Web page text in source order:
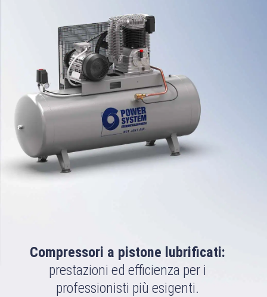
Compressori a pistone lubrificati:
prestazioni ed efficienza per i
professionisti più esigenti.